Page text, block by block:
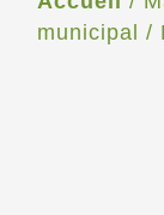
municipal /